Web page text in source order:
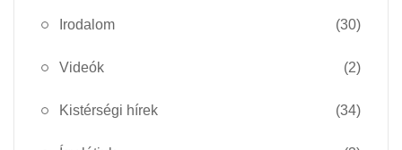
Irodalom (30)
Videók (2)
Kistérségi hírek (34)